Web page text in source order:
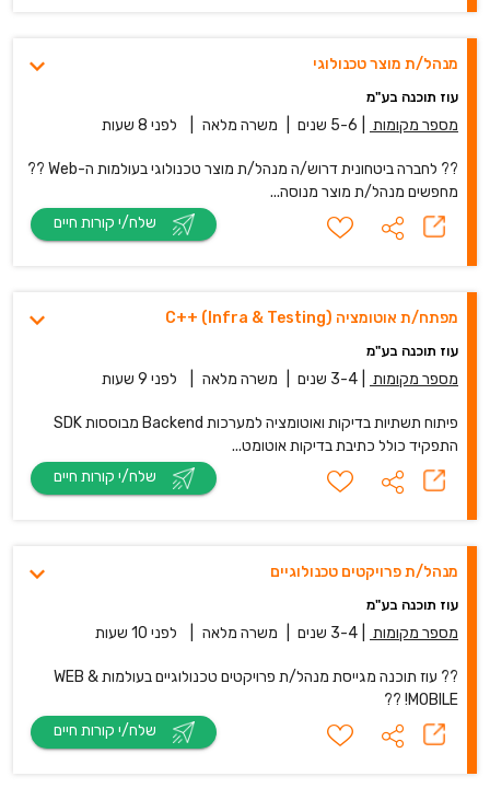
מנהל/ת מוצר טכנולוגי
עוז תוכנה בע"מ
מספר מקומות 5-6 שנים משרה מלאה לפני 8 שעות
?? לחברה ביטחונית דרוש/ה מנהל/ת מוצר טכנולוגי בעולמות ה-Web ??
מחפשים מנהל/ת מוצר מנוסה...
מפתח/ת אוטומציה C++ (Infra & Testing)
עוז תוכנה בע"מ
מספר מקומות 3-4 שנים משרה מלאה לפני 9 שעות
פיתוח תשתיות בדיקות ואוטומציה למערכות Backend מבוססות SDK
התפקיד כולל כתיבת בדיקות אוטומט...
מנהל/ת פרויקטים טכנולוגיים
עוז תוכנה בע"מ
מספר מקומות 3-4 שנים משרה מלאה לפני 10 שעות
?? עוז תוכנה מגייסת מנהל/ת פרויקטים טכנולוגיים בעולמות WEB &
MOBILE! ??